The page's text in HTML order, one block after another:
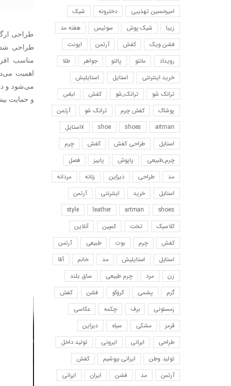
امیرحسین‌ تهذیبی
دخترونه
شیک
زیبا
شیک پوش سوئیس
هفته مد
فشن ویک
کفش آرتمن
ایونت
رویداد
مانتو پالتو جواهر
طلا
خرید اینترنتی
استایل
استایلیش
ترانک شو
ترانک_شو کفش
لباس
پوشاک
کفش چرم ترانک شو
آرتمن
artman
shoes
shoe
xاستایل
استایل
طراحی کفش کفش
چرم
چرم_طبیعی
پاپوش پاییز
فصل
مد
طراحی دیزاین زنانه
مردانه
استایل
خرید اینترنتی
آرتمن
shoes
artman
leather
style
کلاسیک
تخت کمپین
آنلاین
کفش
چرم بوت طبیعی
آرتمن
استایل
استایلیش مد خانم
آقا
زن
مرد چرم طبیعی
ساق بلند
گرم
پشمی کروکو فشن
کفش
زمستونی
برف چکمه
عکاسی
قرمز
مشکی سیاه
دیزاین
طراحی
ایرانی ایرونی
تولید داخل
تولید وطن
ایرانی بپوشیم
کفش
آرتمن
مد فشن ایران
ایرانی
طراحی
طراحی
مناسب
اهمیت
می‌شود و
و حمایت